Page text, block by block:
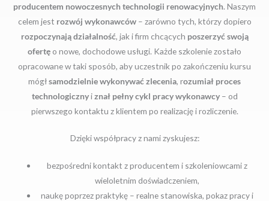
producentem nowoczesnych technologii renowacyjnych. Naszym
celem jest rozwój wykonawców– zarówno tych, którzy dopiero
rozpoczynają działalność, jak i firm chcących poszerzyć swoją
ofertę o nowe, dochodowe usługi. Każde szkolenie zostało
opracowane w taki sposób, aby uczestnik po zakończeniu kursu
mógłsamodzielnie wykonywać zlecenia, rozumiał proces
technologicznyiznał pełny cykl pracy wykonawcy– od
pierwszego kontaktu z klientem po realizację i rozliczenie.
Dzięki współpracy z nami zyskujesz:
bezpośredni kontakt z producentem i szkoleniowcami z
wieloletnim doświadczeniem,
naukę poprzez praktykę – realne stanowiska, pokaz pracy i